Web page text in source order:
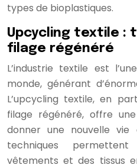
types de bioplastiques.
Upcycling textile :
filage régénéré
L’industrie textile est
monde, générant
L’upcycling textile, en
filage régénéré, offre
donner une nouvelle vie
techniques
vêtements et des tissus